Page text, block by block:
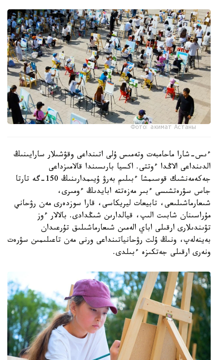
Фото: акимат Астаны
ءىس-شارا ماحامبەت وتەمىس ۇلى اتىنداعى وقۋشىلار سارايىنىڭ
الدىنداعى الاڭدا ءوتتى. اكسيا بارىسىندا قالامىزداعى
جەكەمەنشىك قوسىمشا ءبىلىم بەرۋ ۇيىمدارىنىڭ 150-گە تارتا
جاس سۋرەتشىسى ءبىر مەزەتتە ابايدىڭ ءومىرى،
شىعارماشىلىعى، تابيعات ليريكاسى، قارا سوزدەرى مەن رۋحاني
مۇراسىنان شابىت الىپ، قيالدارىن شىڭدادى. بالالار ءوز
تۋىندىلارى ارقىلى اباي الەمىن شىعارماشىلىق تۇرعىدان
بەينەلەپ، ونىڭ ۇلت رۋحانياتىنداعى ورنى مەن تاعىلىمىن سۋرەت
ونەرى ارقىلى جەتكىزە ءبىلدى.